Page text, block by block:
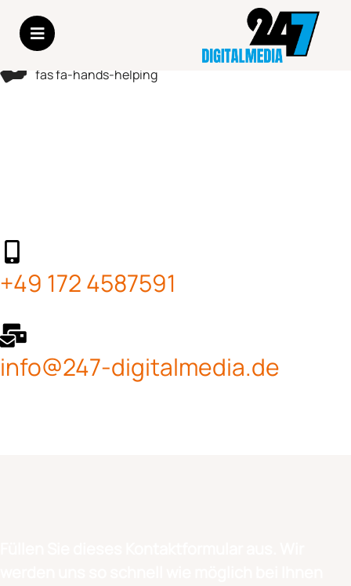
fas fa-hands-helping
+49 172 4587591
info@247-digitalmedia.de